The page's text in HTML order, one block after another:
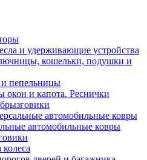
и удерживающие устройства
кошельки, подушки и
пепельницы
окон и капота. Реснички
автомобильные ковры
автомобильные ковры